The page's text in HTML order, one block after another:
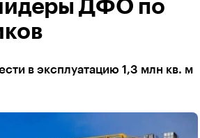
ДФО по
в эксплуатацию 1,3 млн кв. м